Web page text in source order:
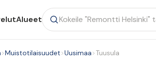
Alueet
>Muistotilaisuudet>Uusimaa>Tuusula